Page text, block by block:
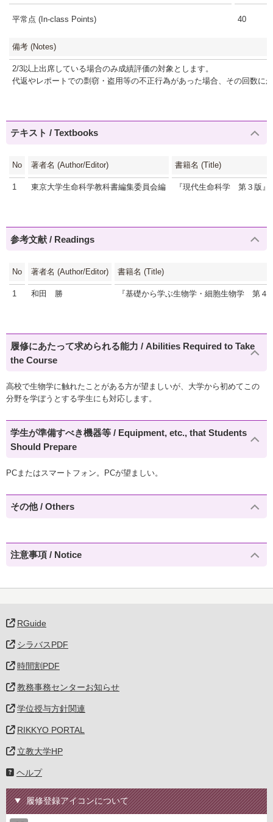
平常点 (In-class Points) 40
備考 (Notes)
2/3以上出席している場合のみ成績評価の対象とします。
代返やレポートでの剽窃・盗用等の不正行為があった場合、その回数
テキスト / Textbooks
No 著者名 (Author/Editor) 書籍名 (Title)
1 東京大学生命科学教科書編集委員会編 『現代生命科学 第３版』
参考文献 / Readings
No 著者名 (Author/Editor) 書籍名 (Title)
1 和田 勝 『基礎から学ぶ生物学・細胞生物学 第４
履修にあたって求められる能力 / Abilities Required to Take
the Course
高校で生物学に触れたことがある方が望ましいが、大学から初めてこの
分野を学ぼうとする学生にも対応します。
学生が準備すべき機器等 / Equipment, etc., that Students
Should Prepare
PCまたはスマートフォン。PCが望ましい。
その他 / Others
注意事項 / Notice
RGuide
シラバスPDF
時間割PDF
教務事務センターお知らせ
学位授与方針関連
RIKKYO PORTAL
立教大学HP
ヘルプ
履修登録アイコンについて